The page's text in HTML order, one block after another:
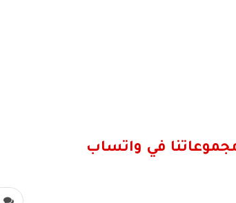
في واتساب